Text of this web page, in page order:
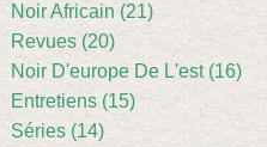
Noir Africain (21)
Revues (20)
Noir D'europe De L'est (16)
Entretiens (15)
Séries (14)